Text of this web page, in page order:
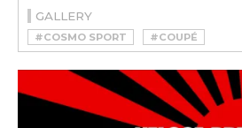
GALLERY
#COSMO SPORT
#COUPÉ
#FELIX HEINRICH WANKEL
#MAZDA COSMO
#MOTORE ROTATIVO
#WANKEL
#WEEKVELOCE